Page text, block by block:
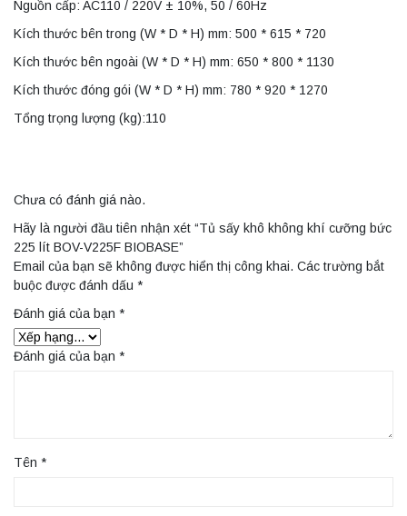
Nguồn cấp: AC110 / 220V ± 10%, 50 / 60Hz
Kích thước bên trong (W * D * H) mm: 500 * 615 * 720
Kích thước bên ngoài (W * D * H) mm: 650 * 800 * 1130
Kích thước đóng gói (W * D * H) mm: 780 * 920 * 1270
Tổng trọng lượng (kg):110
Chưa có đánh giá nào.
Hãy là người đầu tiên nhận xét “Tủ sấy khô không khí cưỡng bức
225 lít BOV-V225F BIOBASE”
Email của bạn sẽ không được hiển thị công khai. Các trường bắt
buộc được đánh dấu *
Đánh giá của bạn *
Đánh giá của bạn *
Tên *